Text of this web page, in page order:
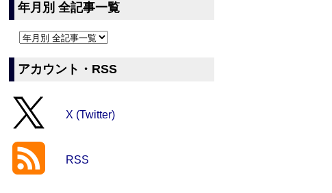
年月別 全記事一覧
アカウント・RSS
X (Twitter)
RSS